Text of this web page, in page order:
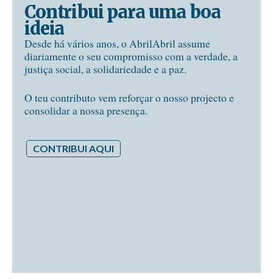
Contribui para uma boa
ideia
Desde há vários anos, o AbrilAbril assume
diariamente o seu compromisso com a verdade, a
justiça social, a solidariedade e a paz.
O teu contributo vem reforçar o nosso projecto e
consolidar a nossa presença.
CONTRIBUI AQUI